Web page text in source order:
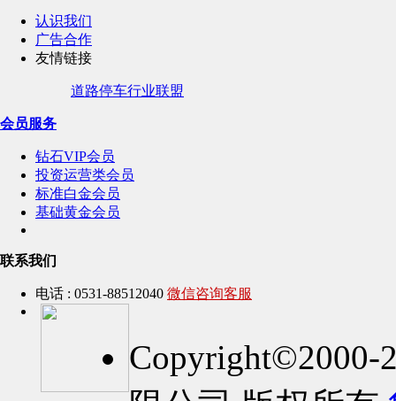
认识我们
广告合作
友情链接
道路停车行业联盟
会员服务
钻石VIP会员
投资运营类会员
标准白金会员
基础黄金会员
联系我们
电话 : 0531-88512040 微信咨询客服
Copyright©2000-